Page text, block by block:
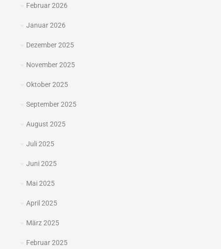
Februar 2026
Januar 2026
Dezember 2025
November 2025
Oktober 2025
September 2025
August 2025
Juli 2025
Juni 2025
Mai 2025
April 2025
März 2025
Februar 2025